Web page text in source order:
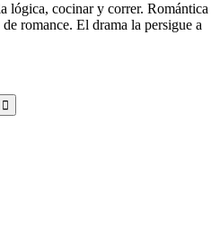
lógica, cocinar y correr. Romántica
romance. El drama la persigue a